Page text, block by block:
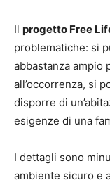
Il progetto Free
problematiche: si
abbastanza ampio
all’occorrenza, si
disporre di
esigenze di una
I dettagli sono
ambiente sicuro e